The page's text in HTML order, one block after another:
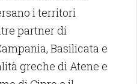
i territori
partner di
Basilicata e
greche di Atene e